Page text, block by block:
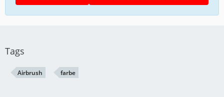
Tags
Airbrush farbe